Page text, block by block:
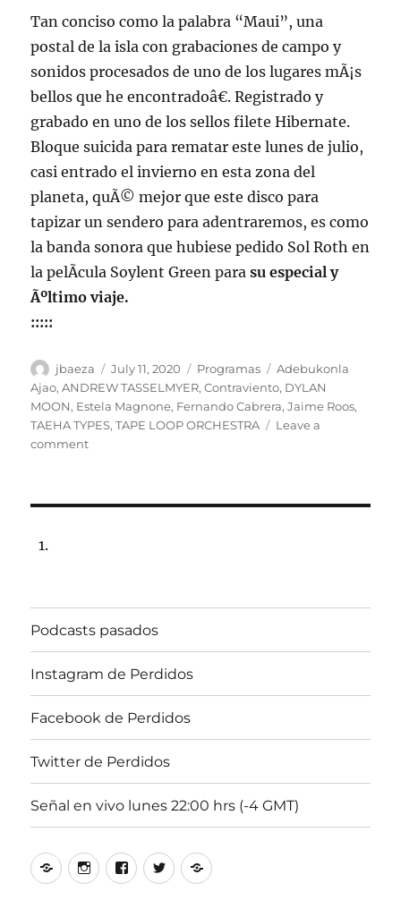
Tan conciso como la palabra “Maui”, una
postal de la isla con grabaciones de campo y
sonidos procesados de uno de los lugares mÃ¡s
bellos que he encontradoâ€. Registrado y
grabado en uno de los sellos filete Hibernate.
Bloque suicida para rematar este lunes de julio,
casi entrado el invierno en esta zona del
planeta, quÃ© mejor que este disco para
tapizar un sendero para adentraremos, es como
la banda sonora que hubiese pedido Sol Roth en
la pelÃ­cula Soylent Green parasu especial y
Ãºltimo viaje.
:::::
Author
jbaeza
Posted
on
July 11, 2020 Categories
Programas Tags
Adebukonla
Ajao,ANDREW TASSELMYER,Contraviento, DYLAN
MOON, Estela Magnone, Fernando Cabrera,Jaime Roos,
TAEHA TYPES,TAPE LOOP ORCHESTRA
Leave a
commenton
hrs
102.5fm
Radio
U.
Podcasts pasados
Instagram de Perdidos
Facebook de Perdidos
Twitter de Perdidos
Señal en vivo lunes 22:00 hrs (-4 GMT)
PodcastsInstagram
Facebook
TwitterSeñal